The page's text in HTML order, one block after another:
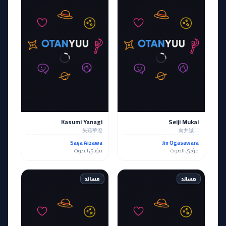
Seiji Mukai
向井誠二
Jin Ogasawara
مؤدي الصوت
Kasumi Yanagi
矢薙華澄
Saya Aizawa
مؤدي الصوت
مساند مساند